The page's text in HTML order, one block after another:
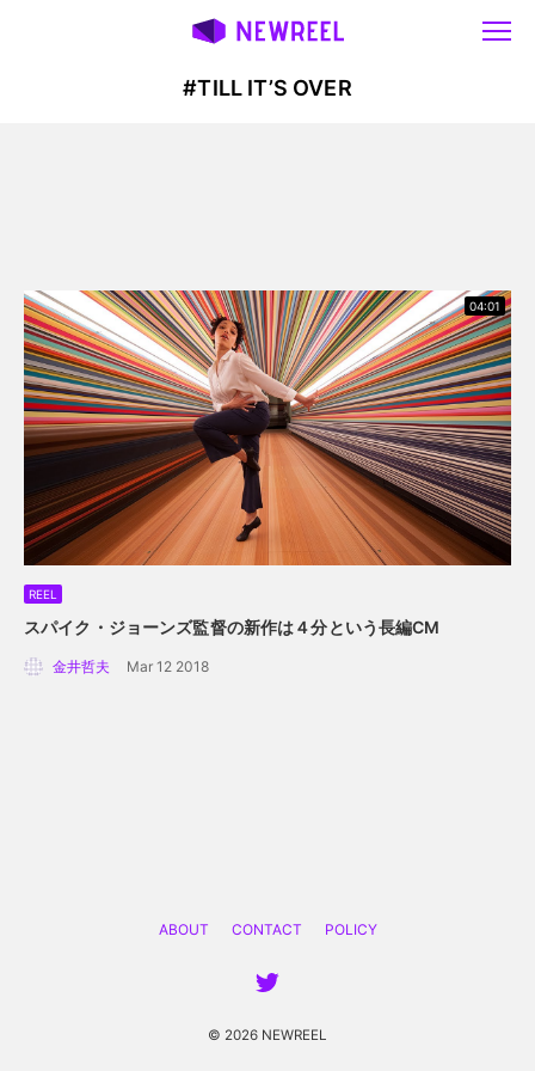
#TILL IT’S OVER
04:01
REEL
スパイク・ジョーンズ監督の新作は４分という長編CM
金井哲夫 Mar 12 2018
ABOUT CONTACT POLICY
© 2026 NEWREEL